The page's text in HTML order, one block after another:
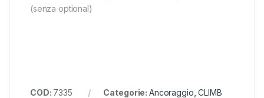
(senza optional)
COD: 7335 Categorie: Ancoraggio ,CLIMB